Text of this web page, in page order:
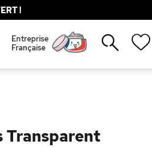
!
Entreprise
Française
Transparent